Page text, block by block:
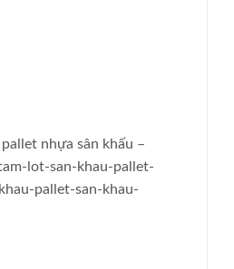
nhựa sân khấu –
lot-san-khau-pallet-
pallet-san-khau-